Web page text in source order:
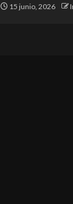
15 junio, 2026